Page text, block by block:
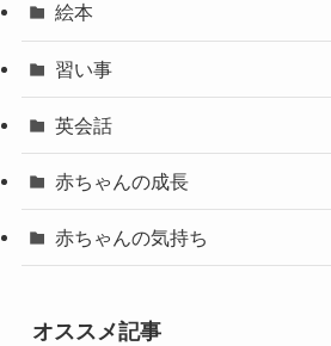
絵本
習い事
英会話
赤ちゃんの成長
赤ちゃんの気持ち
オススメ記事